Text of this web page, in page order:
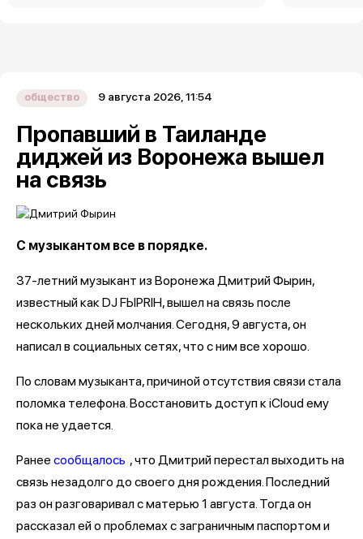
общество 9 августа 2026, 11:54
Пропавший в Таиланде
диджей из Воронежа вышел
на связь
С музыкантом все в порядке.
37-летний музыкант из Воронежа Дмитрий Фырин,
известный как DJ FЫРRIН, вышел на связь после
нескольких дней молчания. Сегодня, 9 августа, он
написал в социальных сетях, что с ним все хорошо.
По словам музыканта, причиной отсутствия связи стала
поломка телефона. Восстановить доступ к iCloud ему
пока не удается.
Ранее сообщалось , что Дмитрий перестал выходить на
связь незадолго до своего дня рождения. Последний
раз он разговаривал с матерью 1 августа. Тогда он
рассказал ей о проблемах с заграничным паспортом и